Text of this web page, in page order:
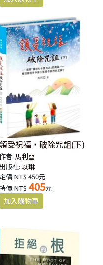
受祝福，破除咒詛(下)
者:馬利亞
出版社:以琳
定價:NT$ 450元
價:NT$ 405元